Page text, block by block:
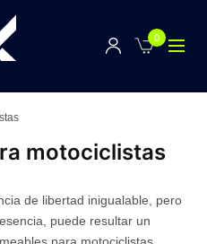
0
motociclistas
de libertad inigualable, pero
puede resultar un